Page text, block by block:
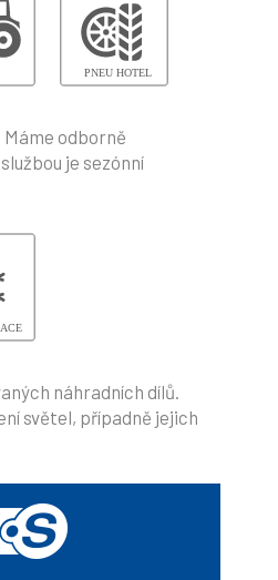
odborně
je sezónní
náhradních dílů.
světel, případně jejich